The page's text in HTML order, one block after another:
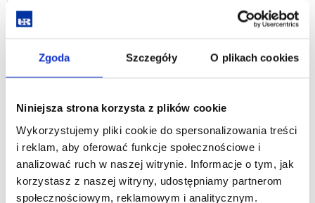
Zgoda Szczegóły O plikach cookies
Niniejsza strona korzysta z plików cookie
Wykorzystujemy pliki cookie do spersonalizowania treści
i reklam, aby oferować funkcje społecznościowe i
analizować ruch w naszej witrynie. Informacje o tym, jak
korzystasz z naszej witryny, udostępniamy partnerom
społecznościowym, reklamowym i analitycznym.
na późny vistulian (młodszy dryas) (Harmata, Machnik,
4-5-metrowej występuje system różnowiekowych starorzeczy
Rybicka red. 2013), natomiast w Kozarach odsłonięto
okres rzymski i wczesne średniowiecze, a fragmenty ceramiki
i szczątki roślinne datowano na okres późnego średniowiecza
(data 540±80 lat BP; MKL-1846) (Gębica, Jacyszyn 2012,
Gębica i in. 2016). Aluwia pozakorytowe Dniestru, podobnie